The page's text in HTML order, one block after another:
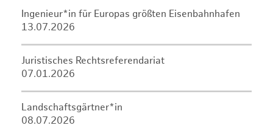
Ingenieur*in für Europas größten Eisenbahnhafen
13.07.2026
Juristisches Rechtsreferendariat
07.01.2026
Landschaftsgärtner*in
08.07.2026